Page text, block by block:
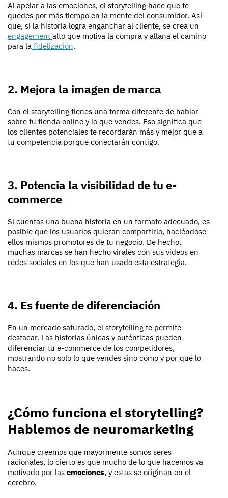
Al apelar a las emociones, el storytelling hace que te
quedes por más tiempo en la mente del consumidor. Así
que, si la historia logra enganchar al cliente, se crea un
engagement alto que motiva la compra y allana el camino
para la fidelización.
2. Mejora la imagen de marca
Con el storytelling tienes una forma diferente de hablar
sobre tu tienda online y lo que vendes. Eso significa que
los clientes potenciales te recordarán más y mejor que a
tu competencia porque conectarán contigo.
3. Potencia la visibilidad de tu e-
commerce
Si cuentas una buena historia en un formato adecuado, es
posible que los usuarios quieran compartirlo, haciéndose
ellos mismos promotores de tu negocio. De hecho,
muchas marcas se han hecho virales con sus videos en
redes sociales en los que han usado esta estrategia.
4. Es fuente de diferenciación
En un mercado saturado, el storytelling te permite
destacar. Las historias únicas y auténticas pueden
diferenciar tu e-commerce de los competidores,
mostrando no solo lo que vendes sino cómo y por qué lo
haces.
¿Cómo funciona el storytelling?
Hablemos de neuromarketing
Aunque creemos que mayormente somos seres
racionales, lo cierto es que mucho de lo que hacemos va
motivado por las emociones, y estas se originan en el
cerebro.